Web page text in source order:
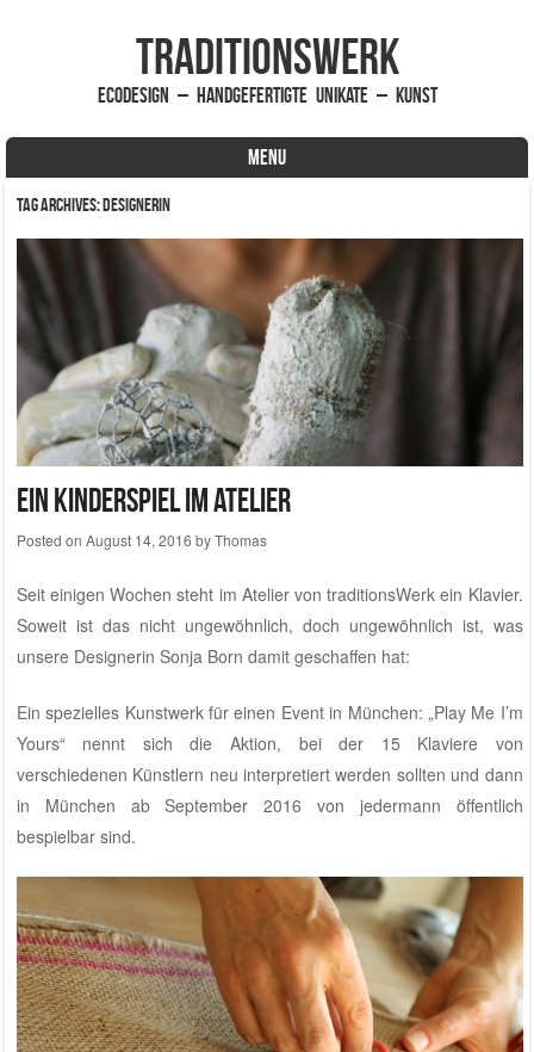
traditionsWerk
EcoDesign – handgefertigte Unikate – Kunst
MENU
Skip to content
Tag Archives:Designerin
Ein Kinderspiel im Atelier
Posted on August 14, 2016 byThomas
Seit einigen Wochen steht im Atelier von traditionsWerk ein Klavier.
Soweit ist das nicht ungewöhnlich, doch ungewöhnlich ist, was
unsere Designerin Sonja Born damit geschaffen hat:
Ein spezielles Kunstwerk für einen Event in München: „Play Me I’m
Yours“ nennt sich die Aktion, bei der 15 Klaviere von
verschiedenen Künstlern neu interpretiert werden sollten und dann
in München ab September 2016 von jedermann öffentlich
bespielbar sind.